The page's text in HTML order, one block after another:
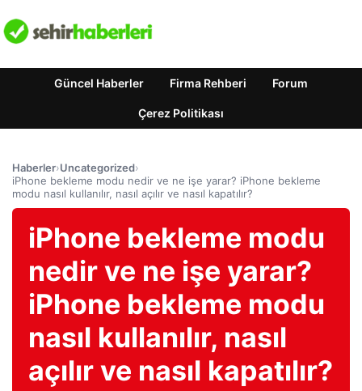
Güncel Haberler Firma Rehberi Forum
Çerez Politikası
Haberler›Uncategorized›
iPhone bekleme modu nedir ve ne işe yarar? iPhone bekleme
modu nasıl kullanılır, nasıl açılır ve nasıl kapatılır?
iPhone bekleme modu
nedir ve ne işe yarar?
iPhone bekleme modu
nasıl kullanılır, nasıl
açılır ve nasıl kapatılır?